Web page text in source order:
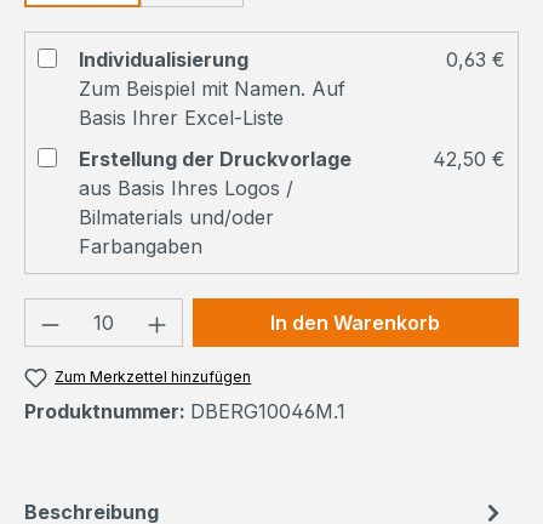
Individualisierung
Zum Beispiel mit Namen. Auf
Basis Ihrer Excel-Liste
0,63 €
Erstellung der Druckvorlage
aus Basis Ihres Logos /
Bilmaterials und/oder
Farbangaben
42,50 €
Produkt Anzahl: Gib denIn den Warenkorb
Zum Merkzettel hinzufügen
Produktnummer: DBERG10046M.1
Beschreibung